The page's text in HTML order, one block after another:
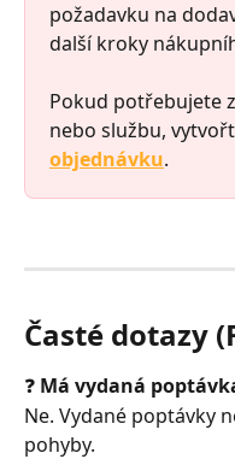
požadavku na
další kroky
Pokud potřebujete
nebo službu,
objednávku.
Časté dotazy
❓ Má vydaná
Ne. Vydané poptávky
pohyby.